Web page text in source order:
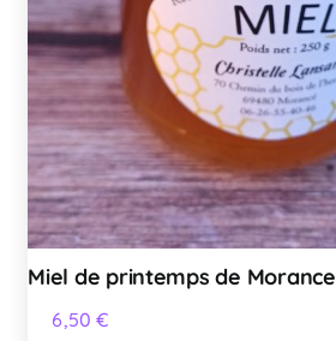
Miel de printemps de Morance
6,50€